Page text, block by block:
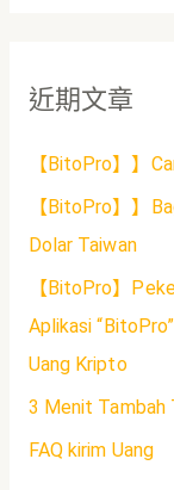
近期文章
【BitoPro】】
【BitoPro】】
Dolar Taiwan
【BitoPro】
Aplikasi
Uang Kripto
3 Menit Tambah
FAQ kirim Uang